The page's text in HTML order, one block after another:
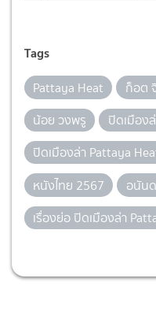
Tags
Pattaya Heat ก็อต
น้อย วงพรู
ปิดเมือง
ปิดเมืองล่า Pattaya
หนังไทย 2567
อนันด
เรื่องย่อ ปิดเมืองล่า